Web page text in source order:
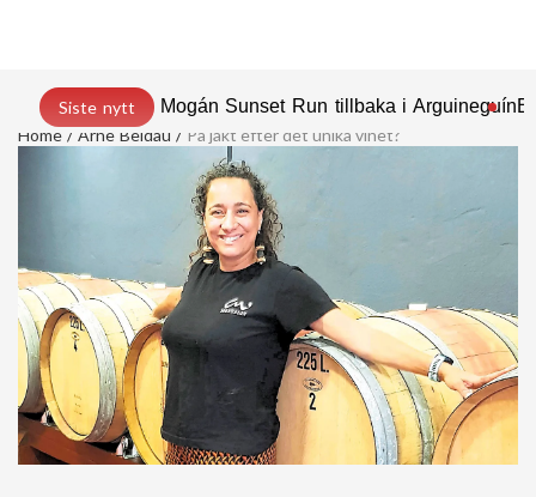
Siste nytt Mogán Sunset Run tillbaka i Arguineguín
Home
Arne Beldau På jakt efter det unika vinet?